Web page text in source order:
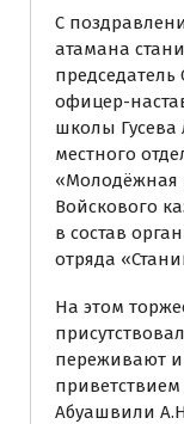
С
атамана
председатель
офицер-
школы Гусева
местного
«Молодёжная
Войскового
в состав
отряда
На этом
переживают
Абуашвили